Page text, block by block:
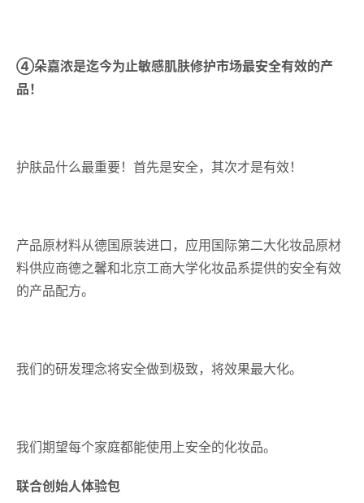
④朵嘉浓是迄今为止敏感肌肤修护市场最安全有效的产
品！
护肤品什么最重要！首先是安全，其次才是有效！
产品原材料从德国原装进口，应用国际第二大化妆品原材
料供应商德之馨和北京工商大学化妆品系提供的安全有效
的产品配方。
我们的研发理念将安全做到极致，将效果最大化。
我们期望每个家庭都能使用上安全的化妆品。
联合创始人体验包